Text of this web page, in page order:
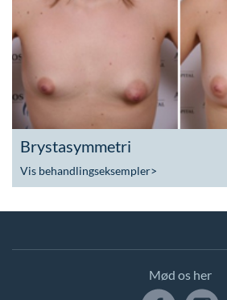
Brystasymmetri
Vis behandlingseksempler>
Mød os her